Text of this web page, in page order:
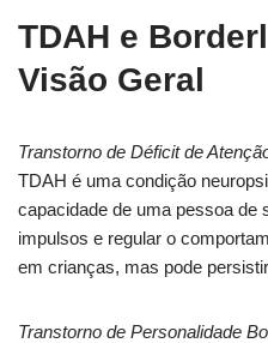
TDAH e
Visão Geral
Transtorno de Déficit de
TDAH é uma condição
capacidade de uma pessoa de
impulsos e regular o
em crianças, mas pode
Transtorno de Personalidade